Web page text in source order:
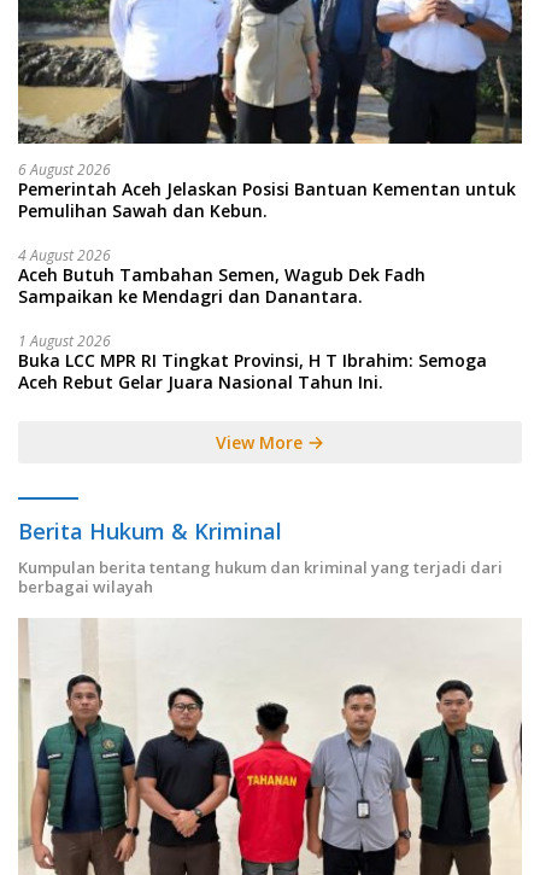
6 August 2026
Pemerintah Aceh Jelaskan Posisi Bantuan Kementan untuk
Pemulihan Sawah dan Kebun.
4 August 2026
Aceh Butuh Tambahan Semen, Wagub Dek Fadh
Sampaikan ke Mendagri dan Danantara.
1 August 2026
Buka LCC MPR RI Tingkat Provinsi, H T Ibrahim: Semoga
Aceh Rebut Gelar Juara Nasional Tahun Ini.
View More
Berita Hukum & Kriminal
Kumpulan berita tentang hukum dan kriminal yang terjadi dari
berbagai wilayah